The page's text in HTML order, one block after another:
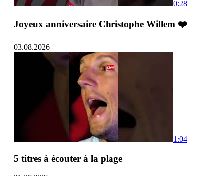
0:28
Joyeux anniversaire Christophe Willem ❤️
03.08.2026
1:04
5 titres à écouter à la plage